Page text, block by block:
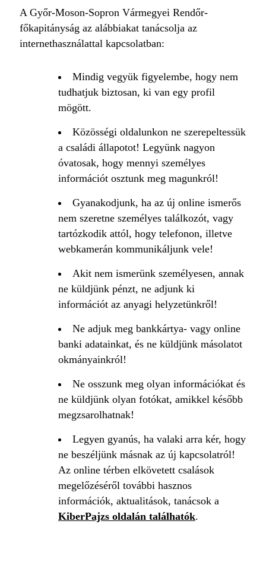
A Győr-Moson-Sopron Vármegyei Rendőr-
főkapitányság az alábbiakat tanácsolja az
internethasználattal kapcsolatban:
Mindig vegyük figyelembe, hogy nem
tudhatjuk biztosan, ki van egy profil
mögött.
Közösségi oldalunkon ne szerepeltessük
a családi állapotot! Legyünk nagyon
óvatosak, hogy mennyi személyes
információt osztunk meg magunkról!
Gyanakodjunk, ha az új online ismerős
nem szeretne személyes találkozót, vagy
tartózkodik attól, hogy telefonon, illetve
webkamerán kommunikáljunk vele!
Akit nem ismerünk személyesen, annak
ne küldjünk pénzt, ne adjunk ki
információt az anyagi helyzetünkről!
Ne adjuk meg bankkártya- vagy online
banki adatainkat, és ne küldjünk másolatot
okmányainkról!
Ne osszunk meg olyan információkat és
ne küldjünk olyan fotókat, amikkel később
megzsarolhatnak!
Legyen gyanús, ha valaki arra kér, hogy
ne beszéljünk másnak az új kapcsolatról!
Az online térben elkövetett csalások
megelőzéséről további hasznos
információk, aktualitások, tanácsok a
KiberPajzs oldalán találhatók.